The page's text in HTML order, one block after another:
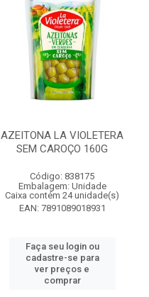
AZEITONA LA VIOLETERA
SEM CAROÇO 160G
Código: 838175
Embalagem: Unidade
Caixa contém 24 unidade(s)
EAN: 7891089018931
Faça seu login ou
cadastre-se para
ver preços e
comprar